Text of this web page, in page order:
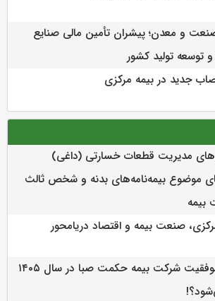
و معدن؛ پیشران تأمین مالی صنایع
توسعه تولید كشور
جدید در بیمه مرکزی
مدیریت قطعات خسارتی (داغی)
موضوع بیمه‌نامه‌های بدنه و شخص ثالث
بیمه
صنعت بیمه و اقتصاد دریامحور
پازل موفقیت شرکت بیمه حکمت صبا در سال ۱۴۰۵